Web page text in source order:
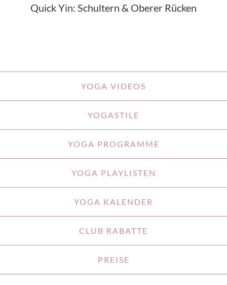
Quick Yin: Schultern & Oberer Rücken
YOGA VIDEOS
YOGASTILE
YOGA PROGRAMME
YOGA PLAYLISTEN
YOGA KALENDER
CLUB RABATTE
PREISE